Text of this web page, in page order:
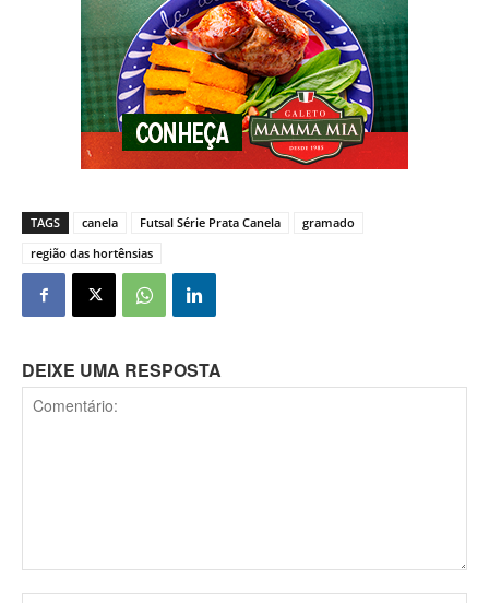
TAGS canela Futsal Série Prata Canela
gramado
região das hortênsias
DEIXE UMA RESPOSTA